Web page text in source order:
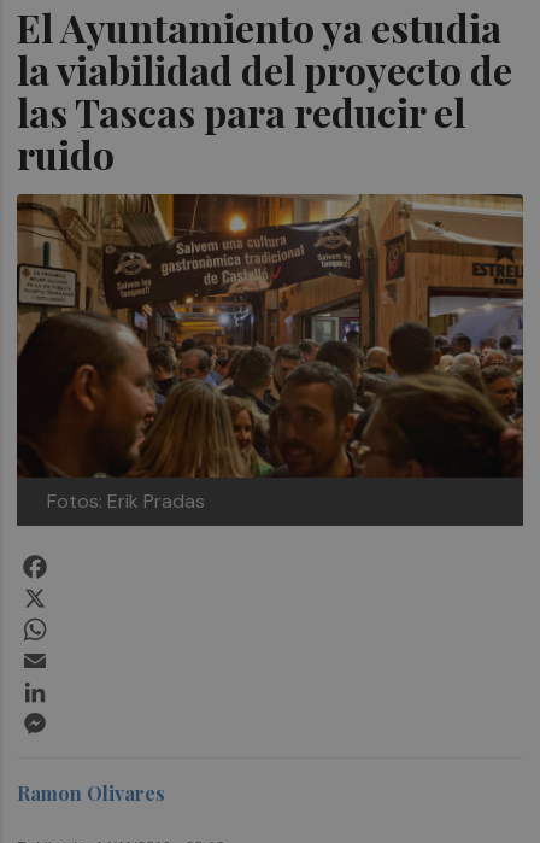
El Ayuntamiento ya estudia
la viabilidad del proyecto de
las Tascas para reducir el
ruido
Fotos: Erik Pradas
Ramon Olivares